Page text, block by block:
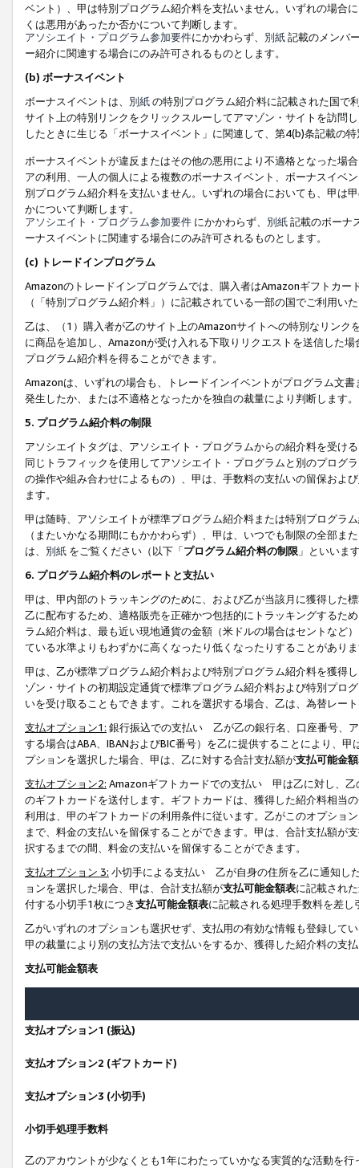
ベント）、甲は特別プログラム紹介料を支払いません。いずれの場合
くは悪用があったか否かについて判断します。
アソシエイト・プログラム参加要件にかかわらず、 別紙記載のメンバ
ー紹介に関連する場合にのみ許可されるものとします。
(b) ボーナスイベント
ボーナスイベントは、 別紙の特別プログラム紹介料に記載された国で
サイト上の特別リンクをクリックスルーしてアマゾン・サイトを訪問
したときに生じる「ボーナスイベント」に関連して、第4(b)条記載の
ボーナスイベントが違反またはその他の悪用により不適格となった場
アの利用、一人の個人による複数のボーナスイベント、ボーナスイベ
別プログラム紹介料を支払いません。いずれの場合においても、甲は
かについて判断します。
アソシエイト・プログラム参加要件 にかかわらず、 別紙記載のボーナ
ーナスイベントに関連する場合にのみ許可されるものとします。
(c) トレードインプログラム
Amazonのトレードインプログラムでは、購入者はAmazonギフトカ
（「特別プログラム紹介料」）に記載されている一部の国でご利用い
乙は、（1）購入者が乙のサイト上のAmazonサイトへの特別なリン
に商品を追加し、Amazonが受け入れる下取りリクエストを送信した
プログラム紹介料を得ることができます。
Amazonは、いずれの場合も、トレードインイベントがプログラム文
発生したか、または不適格となったかを独自の裁量により判断します。
5. プログラム紹介料の制限
アソシエイトタグは、アソシエイト・プログラムからの紹介料を受け
同じトラフィックを使用してアソシエイト・プログラムと別のプログ
の操作や組み合わせによるもの）、甲は、手数料の支払いの留保およ
ます。
甲は随時、アソシエイトが標準プログラム紹介料または特別プログラ
（またいかなる期間にもかかわらず）、甲は、いつでも制限の全部
は、 別紙 をご覧ください（以下「プログラム紹介料の制限 」といいま
6. プログラム紹介料のレポートと支払い
甲は、甲内部のトラッキングのために、および乙が当該月に獲得した
乙に配布するため、適格販売を正確かつ包括的にトラッキングするた
ラム紹介料は、最も近い現地通貨の金額（米ドルの場合はセントなど
ている水準よりもわずかに高くなったり低くなったりすることがあり
甲は、乙が標準プログラム紹介料および特別プログラム紹介料を獲得
ゾン・サイトの初期設定通貨で標準プログラム紹介料および特別プロ
いを受け取ることもできます。これを選択する場合、乙は、為替レー
支払オプション1: 銀行振込での支払い 乙が乙の銀行名、口座番号、
する場合はABA、IBANおよびBIC番号）を乙に提供することにより、
プションを選択した場合、甲は、乙に対する合計支払額が支払可能金
支払オプション2: Amazonギフトカードでの支払い 甲は乙に対し、乙
のギフトカードを送付します。ギフトカードは、獲得した紹介料相当
利用は、甲のギフトカードの利用条件に従います。乙がこのオプショ
まで、料金の支払いを留保することができます。甲は、合計支払額が
択するまでの間、料金の支払いを留保することができます。
支払オプション 3: 小切手による支払い 乙が自身の住所を乙に通知し
ョンを選択した場合、甲は、合計支払額が支払可能金額表に記載され
付する小切手1枚につき支払可能金額表に記載される処理手数料を差し
乙がいずれのオプションも選択せず、支払用の有効な情報も登録して
甲の裁量により別の支払方法で支払いをするか、獲得した紹介料の支
支払可能金額表
支払オプション1 (振込)
支払オプション2 (ギフトカード)
支払オプション3 (小切手)
小切手処理手数料
乙のアカウントが少なくとも1年にわたっていかなる実質的な活動を